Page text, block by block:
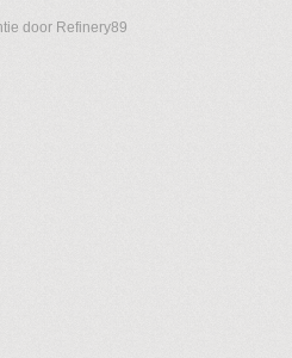
door Refinery89